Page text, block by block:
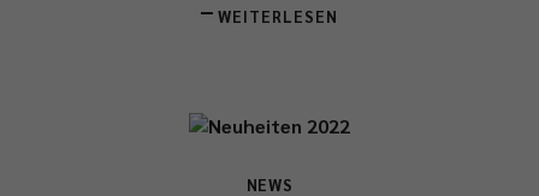
WEITERLESEN
NEWS